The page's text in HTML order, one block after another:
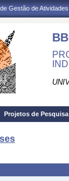
Gestão de
Projetos de Pesquisa